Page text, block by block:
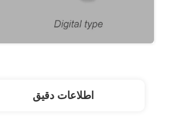
اطلاعات دقیق